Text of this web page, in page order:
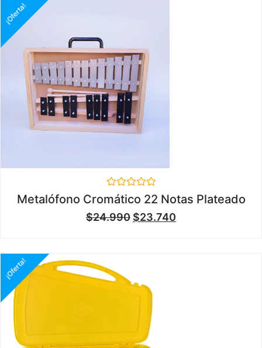
¡Oferta!
Valorado
en
0
de
Metalófono Cromático 22 Notas Plateado
$24.990 $23.740
¡Oferta!